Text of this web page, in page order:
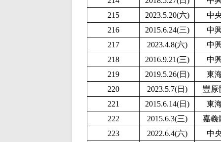
215
2023.5.20(六)
中
216
2015.6.24(三)
中
217
2023.4.8(六)
中
218
2016.9.21(三)
中
219
2019.5.26(日)
東
220
2023.5.7(日)
豐原
221
2015.6.14(日)
東
222
2015.6.3(三)
嘉義
223
2022.6.4(六)
中